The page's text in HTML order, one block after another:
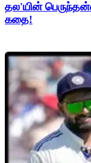
தல'யின்
கதை!